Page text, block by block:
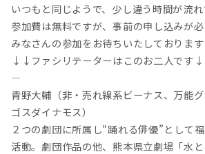
いつもと同じようで、少し違う時間が流れ
参加費は無料ですが、事前の申し込みが必
みなさんの参加をお待ちいたしておりま
↓↓ファシリテーターはこのお二人です
—
青野大輔（非・売れ線系ビーナス、万能
ゴスダイナモス）
２つの劇団に所属し“踊れる俳優”として
活動。劇団作品の他、熊本県立劇場「水